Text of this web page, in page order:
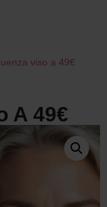
viso a 49€
A 49€